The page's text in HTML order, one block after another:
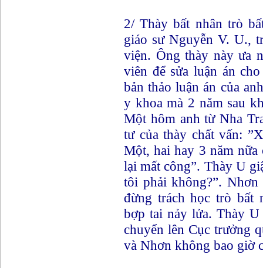
2/ Thày bất nhân trò
giáo sư Nguyễn V. U.,
viện. Ông thày này ưa
viên để sửa luận án
bản thảo luận án của
y khoa mà 2 năm sau
Một hôm anh từ Nha
tư của thày chất vấn:
Một, hai hay 3 năm
lại mất công”. Thày U
tôi phải không?”.
đừng trách học trò bất
bợp tai nảy lửa. Thày
chuyển lên Cục trưởng
và Nhơn không bao giờ